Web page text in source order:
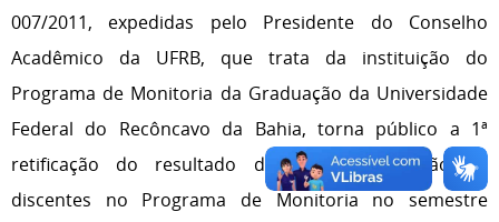
007/2011, expedidas pelo Presidente do Conselho
Acadêmico da UFRB, que trata da instituição do
Programa de Monitoria da Graduação da Universidade
Federal do Recôncavo da Bahia, torna público a 1ª
retificação do resultado definitivo da seleção de
discentes no Programa de Monitoria no semestre